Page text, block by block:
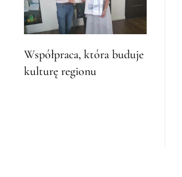
Współpraca, która buduje
kulturę regionu